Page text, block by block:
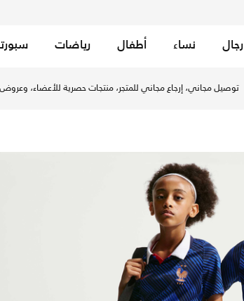
رجال نساء أطفال رياضات
توصيل مجاني، إرجاع مجاني للمتجر، منتجات حصرية للأعضاء،